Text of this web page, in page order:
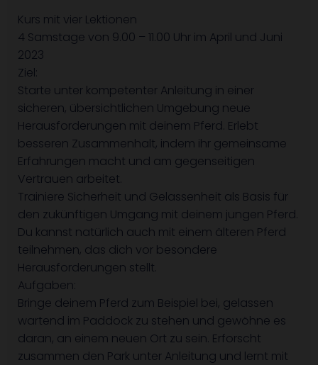
Kurs mit vier Lektionen
4 Samstage von 9.00 – 11.00 Uhr im April und Juni
2023
Ziel:
Starte unter kompetenter Anleitung in einer
sicheren, übersichtlichen Umgebung neue
Herausforderungen mit deinem Pferd. Erlebt
besseren Zusammenhalt, indem ihr gemeinsame
Erfahrungen macht und am gegenseitigen
Vertrauen arbeitet.
Trainiere Sicherheit und Gelassenheit als Basis für
den zukünftigen Umgang mit deinem jungen Pferd.
Du kannst natürlich auch mit einem älteren Pferd
teilnehmen, das dich vor besondere
Herausforderungen stellt.
Aufgaben:
Bringe deinem Pferd zum Beispiel bei, gelassen
wartend im Paddock zu stehen und gewöhne es
daran, an einem neuen Ort zu sein. Erforscht
zusammen den Park unter Anleitung und lernt mit